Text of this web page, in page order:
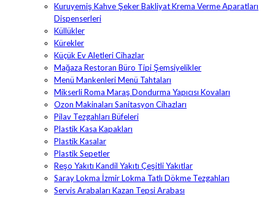
Kuruyemiş Kahve Şeker Bakliyat Krema Verme Aparatları
Dispenserleri
Küllükler
Kürekler
Küçük Ev Aletleri Cihazlar
Mağaza Restoran Büro Tipi Şemsiyelikler
Menü Mankenleri Menü Tahtaları
Mikserli Roma Maraş Dondurma Yapıcısı Kovaları
Ozon Makinaları Sanitasyon Cihazları
Pilav Tezgahları Büfeleri
Plastik Kasa Kapakları
Plastik Kasalar
Plastik Sepetler
Reşo Yakıtı Kandil Yakıtı Çeşitli Yakıtlar
Saray Lokma İzmir Lokma Tatlı Dökme Tezgahları
Servis Arabaları Kazan Tepsi Arabası